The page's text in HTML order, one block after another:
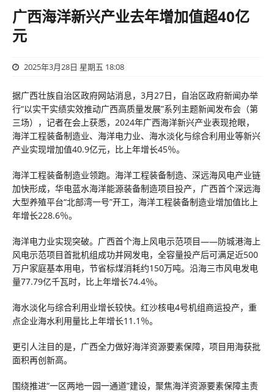
广西海洋新兴产业去年增加值超40亿
元
2025年3月28日 星期五 18:08
据广西壮族自治区政府网站消息，3月27日，自治区政府新闻办举
行“以实干实绩实效推动广西高质量发展”系列主题新闻发布会（第
三场），记者在会上获悉，2024年广西海洋新兴产业表现抢眼，
海洋工程装备制造业、海洋电力业、海水淡化与综合利用业等新兴
产业实现增加值40.9亿元，比上年增长45％。
海洋工程装备制造业领跑。海洋工程装备制造、深远海风电产业链
加快形成，华电蓝水海洋能源装备制造项目投产，广西首个深远海
大型养殖平台“北部湾一号”开工，海洋工程装备制造业增加值比上
年增长228.6％。
海洋电力业实现突破。广西首个海上风电示范项目——防城港海上
风电示范项目首批机组成功并网发电，全容量投产后可满足近500
万户家庭基本用电，节省标煤消耗约150万吨。沿海三市风电发电
量77.79亿千瓦时，比上年增长74.4％。
海水淡化与综合利用业增长较快。红沙核电4号机组商运投产，重
点企业海水利用量比上年增长11.1％。
更引人注目的是，广西全力做好海洋资源要素保障，项目用海获批
面积再创新高。
围绕推进“一区两地一园一通道”建设，聚焦海洋资源要素保障主责